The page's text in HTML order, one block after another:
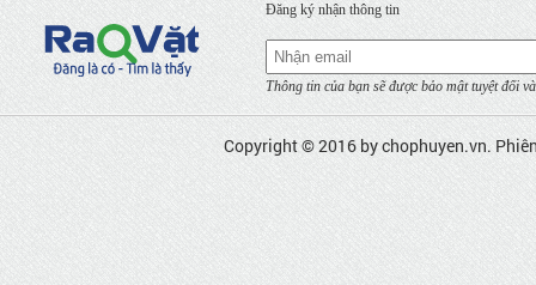
Đăng ký nhận thông tin
Thông tin của bạn sẽ được bảo mật tuyệt đối
Copyright © 2016 bychophuyen.vn.